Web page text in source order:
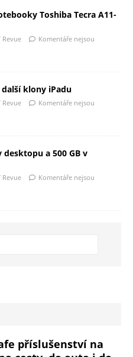
Toshiba Tecra A11-
Revue
Komentáře nejsou
další klony iPadu
Revue
Komentáře nejsou
desktopu a 500 GB v
Revue
Komentáře nejsou
příslušenství na